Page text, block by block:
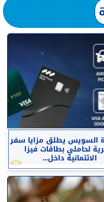
السويس يطلق مزايا سفر
لحاملي بطاقات فيزا
الائتمانية داخل...